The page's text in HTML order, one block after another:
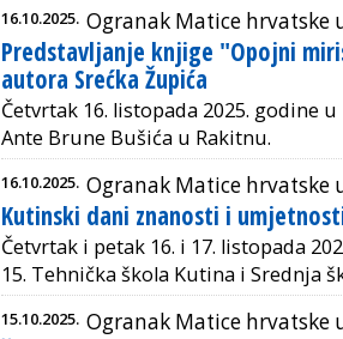
16.10.2025. Ogranak Matice hrvatske
Predstavljanje knjige "Opojni
autora Srećka Župića
Četvrtak 16. listopada 2025. godine
Ante Brune Bušića u Rakitnu.
16.10.2025. Ogranak Matice hrvatske
Kutinski dani znanosti i
Četvrtak i petak 16. i 17. listopada
15. Tehnička škola Kutina i Srednja
15.10.2025. Ogranak Matice hrvatske